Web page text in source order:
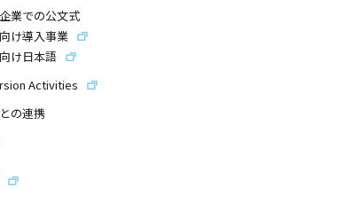
業での公文式
け導入事業
け日本語
Activities
の連携